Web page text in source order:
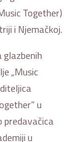
Together)
i Njemačkoj.
glazbenih
„Music
u
predavačica
u